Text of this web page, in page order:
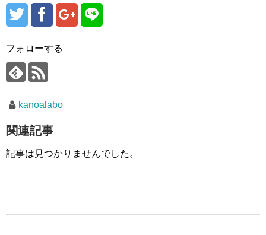
フォローする
kanoalabo
関連記事
記事は見つかりませんでした。